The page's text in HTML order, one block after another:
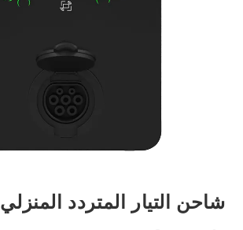
شاحن التيار المتردد المنزلي